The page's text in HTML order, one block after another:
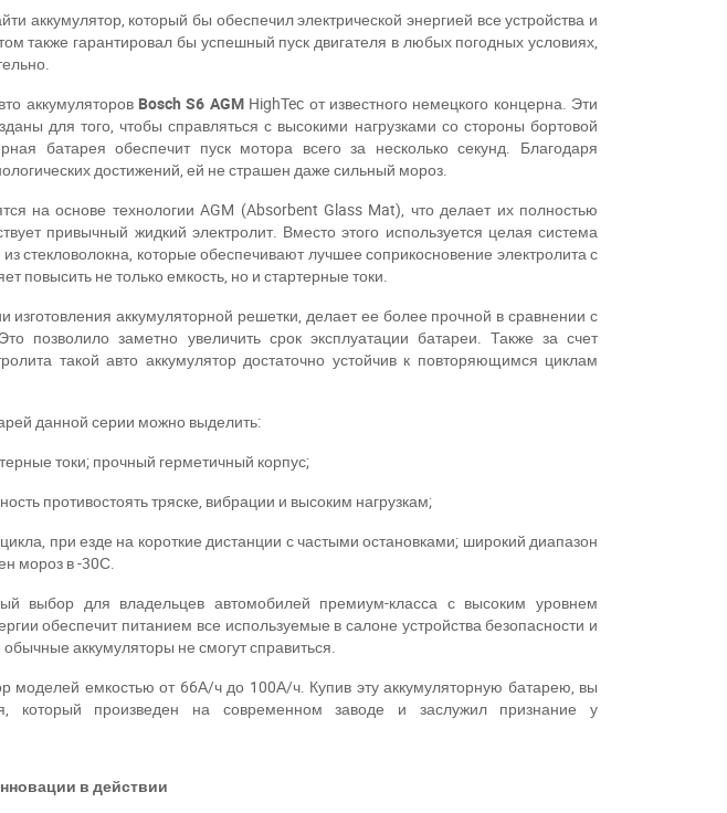
аккумулятор, который бы обеспечил электрической энергией все устройства и
также гарантировал бы успешный пуск двигателя в любых погодных условиях,
аккумуляторов Bosch S6 AGMHighTec от известного немецкого концерна. Эти
для того, чтобы справляться с высокими нагрузками со стороны бортовой
батарея обеспечит пуск мотора всего за несколько секунд. Благодаря
достижений, ей не страшен даже сильный мороз.
на основе технологии AGM (Absorbent Glass Mat), что делает их полностью
привычный жидкий электролит. Вместо этого используется целая система
стекловолокна, которые обеспечивают лучшее соприкосновение электролита с
повысить не только емкость, но и стартерные токи.
изготовления аккумуляторной решетки, делает ее более прочной в сравнении с
позволило заметно увеличить срок эксплуатации батареи. Также за счет
такой авто аккумулятор достаточно устойчив к повторяющимся циклам
данной серии можно выделить:
токи; прочный герметичный корпус;
противостоять тряске, вибрации и высоким нагрузкам;
при езде на короткие дистанции с частыми остановками; широкий диапазон
мороз в -30С.
выбор для владельцев автомобилей премиум-класса с высоким уровнем
обеспечит питанием все используемые в салоне устройства безопасности и
аккумуляторы не смогут справиться.
моделей емкостью от 66А/ч до 100А/ч. Купив эту аккумуляторную батарею, вы
который произведен на современном заводе и заслужил признание у
в действии